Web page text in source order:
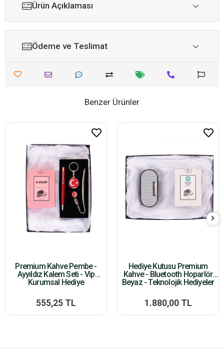
Ürün Açıklaması
Ödeme ve Teslimat
Benzer Ürünler
Premium Kahve Pembe -
Ayyıldız Kalem Seti - Vip
Kurumsal Hediye
555,25 TL
Hediye Kutusu Premium
Kahve - Bluetooth Hoparlör
Beyaz - Teknolojik Hediyeler
1.880,00 TL